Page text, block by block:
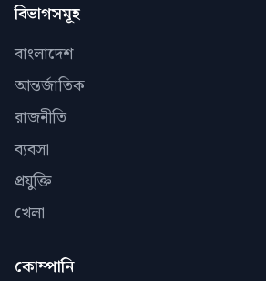
বিভাগসমূহ
বাংলাদেশ
আন্তর্জাতিক
রাজনীতি
ব্যবসা
প্রযুক্তি
খেলা
কোম্পানি